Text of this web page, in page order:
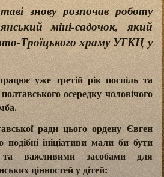
знову розпочав роботу
міні-садочок, який
Троїцького храму УГКЦ у
уже третій рік поспіль та
осередку чоловічого
ради цього ордену Євген
ініціативи мали би бути
важливими засобами для
цінностей у дітей: